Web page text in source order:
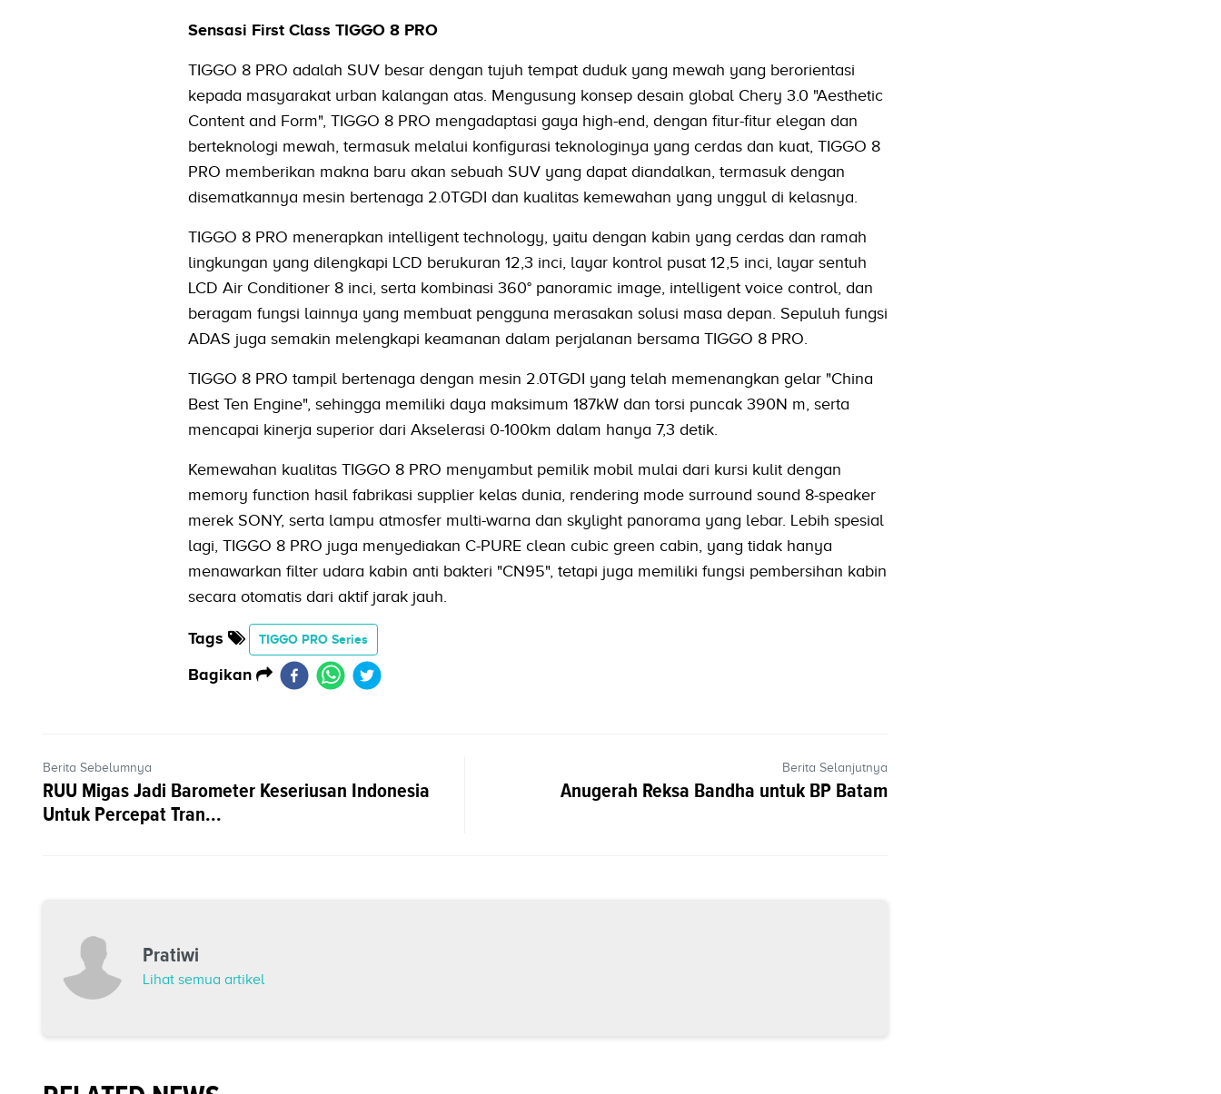
Sensasi First Class TIGGO 8 PRO
TIGGO 8 PRO adalah SUV besar dengan tujuh tempat duduk yang mewah yang berorientasi
kepada masyarakat urban kalangan atas. Mengusung konsep desain global Chery 3.0 "Aesthetic
Content and Form", TIGGO 8 PRO mengadaptasi gaya high-end, dengan fitur-fitur elegan dan
berteknologi mewah, termasuk melalui konfigurasi teknologinya yang cerdas dan kuat, TIGGO 8
PRO memberikan makna baru akan sebuah SUV yang dapat diandalkan, termasuk dengan
disematkannya mesin bertenaga 2.0TGDI dan kualitas kemewahan yang unggul di kelasnya.
TIGGO 8 PRO menerapkan intelligent technology, yaitu dengan kabin yang cerdas dan ramah
lingkungan yang dilengkapi LCD berukuran 12,3 inci, layar kontrol pusat 12,5 inci, layar sentuh
LCD Air Conditioner 8 inci, serta kombinasi 360° panoramic image, intelligent voice control, dan
beragam fungsi lainnya yang membuat pengguna merasakan solusi masa depan. Sepuluh fungsi
ADAS juga semakin melengkapi keamanan dalam perjalanan bersama TIGGO 8 PRO.
TIGGO 8 PRO tampil bertenaga dengan mesin 2.0TGDI yang telah memenangkan gelar "China
Best Ten Engine", sehingga memiliki daya maksimum 187kW dan torsi puncak 390N m, serta
mencapai kinerja superior dari Akselerasi 0-100km dalam hanya 7,3 detik.
Kemewahan kualitas TIGGO 8 PRO menyambut pemilik mobil mulai dari kursi kulit dengan
memory function hasil fabrikasi supplier kelas dunia, rendering mode surround sound 8-speaker
merek SONY, serta lampu atmosfer multi-warna dan skylight panorama yang lebar. Lebih spesial
lagi, TIGGO 8 PRO juga menyediakan C-PURE clean cubic green cabin, yang tidak hanya
menawarkan filter udara kabin anti bakteri "CN95", tetapi juga memiliki fungsi pembersihan kabin
secara otomatis dari aktif jarak jauh.
Tags TIGGO PRO Series
Bagikan
Berita Sebelumnya
RUU Migas Jadi Barometer Keseriusan Indonesia
Untuk Percepat Tran...
Berita Selanjutnya
Anugerah Reksa Bandha untuk BP Batam
Pratiwi
Lihat semua artikel